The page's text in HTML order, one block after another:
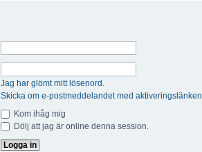
Jag har glömt mitt lösenord.
Skicka om e-postmeddelandet med aktiveringslänken.
Kom ihåg mig
Dölj att jag är online denna session.